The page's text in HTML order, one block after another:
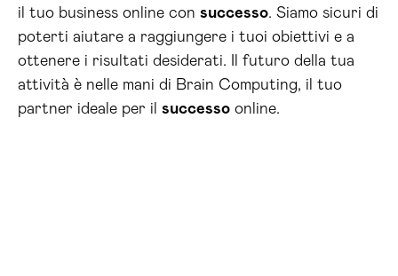
il tuo business online con successo. Siamo sicuri di
poterti aiutare a raggiungere i tuoi obiettivi e a
ottenere i risultati desiderati. Il futuro della tua
attività è nelle mani di Brain Computing, il tuo
partner ideale per il successo online.